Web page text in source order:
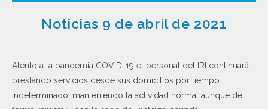
Noticias 9 de abril de 2021
Atento a la pandemia COVID-19 el personal del IRI continuará
prestando servicios desde sus domicilios por tiempo
indeterminado, manteniendo la actividad normal aunque de